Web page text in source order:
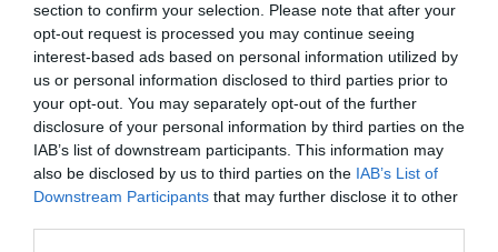
section to confirm your selection. Please note that after your
opt-out request is processed you may continue seeing
interest-based ads based on personal information utilized by
us or personal information disclosed to third parties prior to
your opt-out. You may separately opt-out of the further
disclosure of your personal information by third parties on the
IAB’s list of downstream participants. This information may
also be disclosed by us to third parties on the IAB’s List of
Downstream Participants that may further disclose it to other